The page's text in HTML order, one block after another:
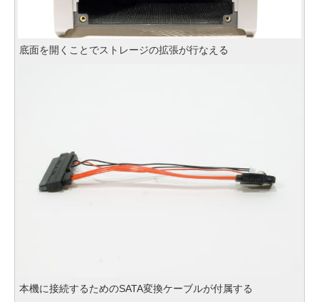
底面を開くことでストレージの拡張が行なえる
本機に接続するためのSATA変換ケーブルが付属する